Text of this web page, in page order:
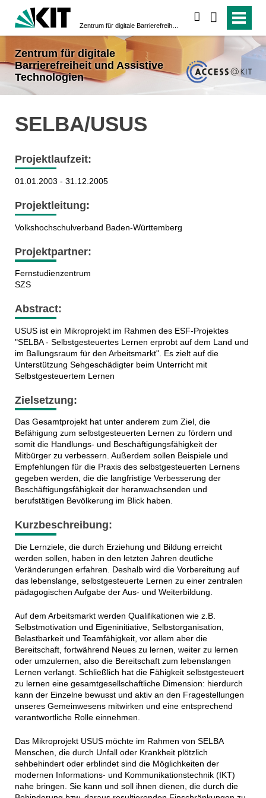
Zentrum für digitale
Barrierefreiheit und Assistive
Technologien
SELBA/USUS
Projektlaufzeit:
01.01.2003 - 31.12.2005
Projektleitung:
Volkshochschulverband Baden-Württemberg
Projektpartner:
Fernstudienzentrum
SZS
Abstract:
USUS ist ein Mikroprojekt im Rahmen des ESF-Projektes
"SELBA - Selbstgesteuertes Lernen erprobt auf dem Land und
im Ballungsraum für den Arbeitsmarkt". Es zielt auf die
Unterstützung Sehgeschädigter beim Unterricht mit
Selbstgesteuertem Lernen
Zielsetzung:
Das Gesamtprojekt hat unter anderem zum Ziel, die
Befähigung zum selbstgesteuerten Lernen zu fördern und
somit die Handlungs- und Beschäftigungsfähigkeit der
Mitbürger zu verbessern. Außerdem sollen Beispiele und
Empfehlungen für die Praxis des selbstgesteuerten Lernens
gegeben werden, die die langfristige Verbesserung der
Beschäftigungsfähigkeit der heranwachsenden und
berufstätigen Bevölkerung im Blick haben.
Kurzbeschreibung:
Die Lernziele, die durch Erziehung und Bildung erreicht
werden sollen, haben in den letzten Jahren deutliche
Veränderungen erfahren. Deshalb wird die Vorbereitung auf
das lebenslange, selbstgesteuerte Lernen zu einer zentralen
pädagogischen Aufgabe der Aus- und Weiterbildung.
Auf dem Arbeitsmarkt werden Qualifikationen wie z.B.
Selbstmotivation und Eigeninitiative, Selbstorganisation,
Belastbarkeit und Teamfähigkeit, vor allem aber die
Bereitschaft, fortwährend Neues zu lernen, weiter zu lernen
oder umzulernen, also die Bereitschaft zum lebenslangen
Lernen verlangt. Schließlich hat die Fähigkeit selbstgesteuert
zu lernen eine gesamtgesellschaftliche Dimension: hierdurch
kann der Einzelne bewusst und aktiv an den Fragestellungen
unseres Gemeinwesens mitwirken und eine entsprechend
verantwortliche Rolle einnehmen.
Das Mikroprojekt USUS möchte im Rahmen von SELBA
Menschen, die durch Unfall oder Krankheit plötzlich
sehbehindert oder erblindet sind die Möglichkeiten der
modernen Informations- und Kommunikationstechnik (IKT)
nahe bringen. Sie kann und soll ihnen dienen, die durch die